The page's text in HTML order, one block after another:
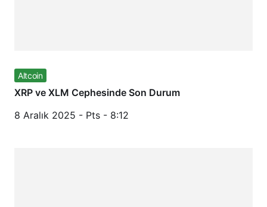
Altcoin
XRP ve XLM Cephesinde Son Durum
8 Aralık 2025 - Pts - 8:12